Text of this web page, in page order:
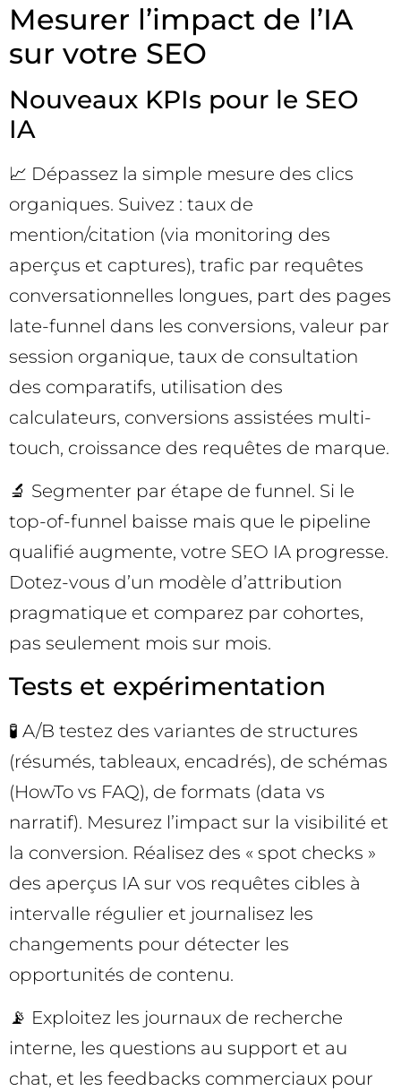
Mesurer l’impact de l’IA
sur votre SEO
Nouveaux KPIs pour le SEO
IA
📈 Dépassez la simple mesure des clics
organiques. Suivez : taux de
mention/citation (via monitoring des
aperçus et captures), trafic par requêtes
conversationnelles longues, part des pages
late-funnel dans les conversions, valeur par
session organique, taux de consultation
des comparatifs, utilisation des
calculateurs, conversions assistées multi-
touch, croissance des requêtes de marque.
🔬 Segmenter par étape de funnel. Si le
top-of-funnel baisse mais que le pipeline
qualifié augmente, votre SEO IA progresse.
Dotez-vous d’un modèle d’attribution
pragmatique et comparez par cohortes,
pas seulement mois sur mois.
Tests et expérimentation
🧪 A/B testez des variantes de structures
(résumés, tableaux, encadrés), de schémas
(HowTo vs FAQ), de formats (data vs
narratif). Mesurez l’impact sur la visibilité et
la conversion. Réalisez des « spot checks »
des aperçus IA sur vos requêtes cibles à
intervalle régulier et journalisez les
changements pour détecter les
opportunités de contenu.
📡 Exploitez les journaux de recherche
interne, les questions au support et au
chat, et les feedbacks commerciaux pour